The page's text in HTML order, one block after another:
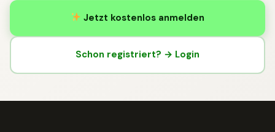
Jetzt kostenlos anmelden
Schon registriert? → Login